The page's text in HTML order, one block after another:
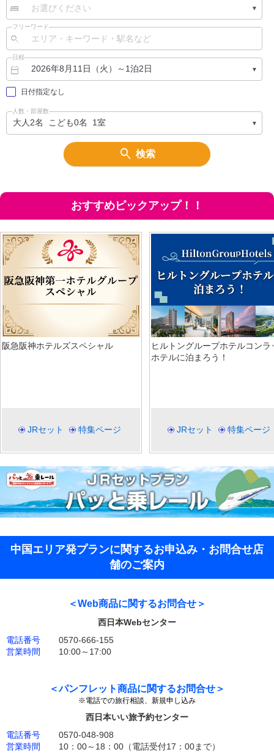
フリーワード
日程
日付指定なし
人数・部屋数
検索
おすすめピックアップ！！
阪急阪神ホテルズスペシャル
JRセット 特集ページ
ヒルトングループホテルコンラ
ホテルに泊まろう！
JRセット 特集ページ
中国エリア発プランに関するお申込み・お問合せ店
舗のご案内
＜Web商品に関するお問合せ＞
西日本Webセンター
電話番号
0570-666-155
営業時間
10:00～17:00
＜パンフレット商品に関するお問合せ＞
※電話での旅行相談、新規申し込み
西日本いい旅予約センター
電話番号
0570-048-908
営業時間
10：00～18：00（電話受付17：00まで）